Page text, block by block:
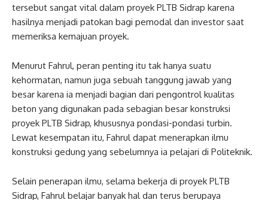
tersebut sangat vital dalam proyek PLTB Sidrap karena
hasilnya menjadi patokan bagi pemodal dan investor saat
memeriksa kemajuan proyek.
Menurut Fahrul, peran penting itu tak hanya suatu
kehormatan, namun juga sebuah tanggung jawab yang
besar karena ia menjadi bagian dari pengontrol kualitas
beton yang digunakan pada sebagian besar konstruksi
proyek PLTB Sidrap, khususnya pondasi-pondasi turbin.
Lewat kesempatan itu, Fahrul dapat menerapkan ilmu
konstruksi gedung yang sebelumnya ia pelajari di Politeknik.
Selain penerapan ilmu, selama bekerja di proyek PLTB
Sidrap, Fahrul belajar banyak hal dan terus berupaya